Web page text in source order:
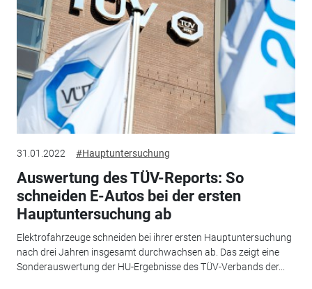
31.01.2022 #Hauptuntersuchung
Auswertung des TÜV-Reports: So
schneiden E-Autos bei der ersten
Hauptuntersuchung ab
Elektrofahrzeuge schneiden bei ihrer ersten Hauptuntersuchung
nach drei Jahren insgesamt durchwachsen ab. Das zeigt eine
Sonderauswertung der HU-Ergebnisse des TÜV-Verbands der...